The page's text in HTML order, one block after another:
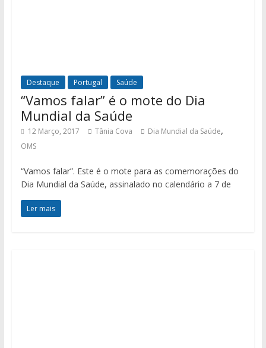
Destaque Portugal Saúde
“Vamos falar” é o mote do Dia
Mundial da Saúde
12 Março, 2017 Tânia Cova Dia Mundial da Saúde,
OMS
“Vamos falar”. Este é o mote para as comemorações do
Dia Mundial da Saúde, assinalado no calendário a 7 de
Ler mais